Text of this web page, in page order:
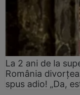
La 2 ani de la
România
spus adio! „Da,